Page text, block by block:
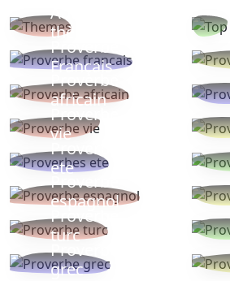
Autres
thèmes
Proverbe
Français
Proverbe
africain
Proverbe
vie
Proverbes
ete
Proverbe
espagnol
Proverbe
turc
Proverbe
grec